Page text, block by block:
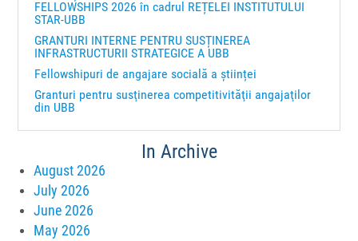
FELLOWSHIPS 2026 în cadrul REȚELEI INSTITUTULUI
STAR-UBB
GRANTURI INTERNE PENTRU SUSȚINEREA
INFRASTRUCTURII STRATEGICE A UBB
Fellowshipuri de angajare socială a științei
Granturi pentru susţinerea competitivităţii angajaţilor
din UBB
In Archive
August 2026
July 2026
June 2026
May 2026